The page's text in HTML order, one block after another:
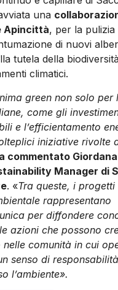
una
Apincittà, per la
di nuovi
tutela della
climatici.
green non solo
come gli
e l’efficientamento
iniziative rivolte
commentato
Manager di
. «Tra queste, i progetti
rappresentano
per diffondere
azioni che possono
comunità in cui
senso di
l’ambiente».